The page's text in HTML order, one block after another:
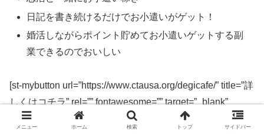
日記を書き続けるだけでお小遣いがゲット！
婚活しながらポイント貯めてお小遣いゲットする副
業できるのでおいしい
[st-mybutton url=”https://www.ctausa.org/degicafe/” title=”詳
しくはコチラ” rel=”” fontawesome=”” target=”_blank”
color=”#fff” bgcolor=”#e53935″ bgcolor_top=”#f44336″
メニュー ホーム 検索 トップ サイドバー